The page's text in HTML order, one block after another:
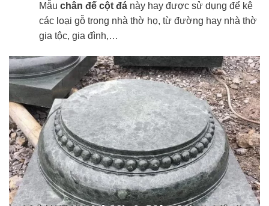
Mẫu chân đế cột đá này hay được sử dụng để kê
các loại gỗ trong nhà thờ họ, từ đường hay nhà thờ
gia tộc, gia đình,…